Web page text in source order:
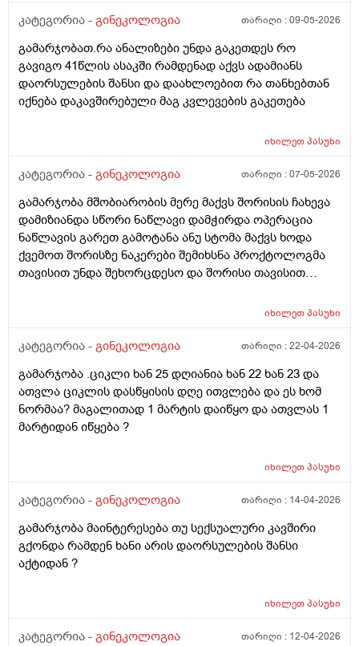
კატეგორია - გინეკოლოგია თარიღი :09-05-2026
გამარჯობათ.რა ანალიზები უნდა გაკეთდეს რო
გავიგო 41წლის ასაკში რამდენად აქვს ადამიანს
დაორსულების შანსი და დაახლოებით რა თანხებთან
იქნება დაკავშირებული მაგ კვლევების გაკეთება
იხილეთპასუხი
კატეგორია - გინეკოლოგია თარიღი :07-05-2026
გამარჯობა მშობიარობის მერე მაქვს შორისის ჩახევა
დამიზიანდა სწორი ნაწლავი დამჭირდა ოპერაცია
ნაწლავის გარეთ გამოტანა ანუ სტომა მაქვს ხოდა
ქვემოთ შორისზე ნაკერები შემიხსნა პროქტოლოგმა
თავისით უნდა შეხორცდესო და შორისი თავისით
იხილეთპასუხი
კატეგორია - გინეკოლოგია თარიღი :22-04-2026
გამარჯობა .ციკლი ხან 25 დღიანია ხან 22 ხან 23 და
ათვლა ციკლის დასწყისის დღე ითვლება და ეს ხომ
ნორმაა? მაგალითად 1 მარტის დაიწყო და ათვლას 1
მარტიდან იწყება ?
იხილეთპასუხი
კატეგორია - გინეკოლოგია თარიღი : 14-04-2026
გამარჯობა მაინტერესება თუ სექსუალური კავშირი
გქონდა რამდენ ხანი არის დაორსულების შანსი
აქტიდან ?
იხილეთპასუხი
კატეგორია - გინეკოლოგია თარიღი : 12-04-2026